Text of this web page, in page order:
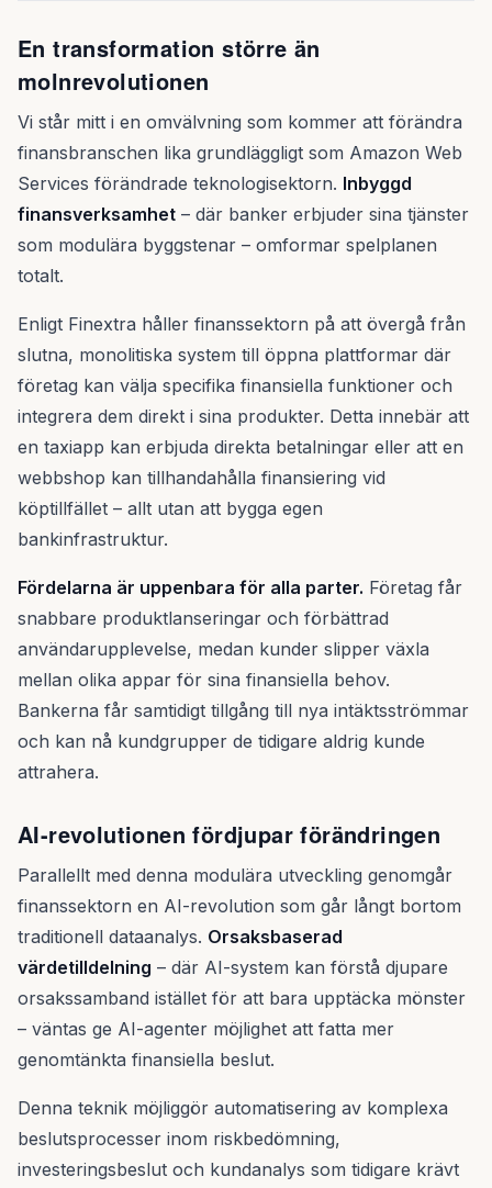
En transformation större än
molnrevolutionen
Vi står mitt i en omvälvning som kommer att förändra
finansbranschen lika grundläggligt som Amazon Web
Services förändrade teknologisektorn. Inbyggd
finansverksamhet – där banker erbjuder sina tjänster
som modulära byggstenar – omformar spelplanen
totalt.
Enligt Finextra håller finanssektorn på att övergå från
slutna, monolitiska system till öppna plattformar där
företag kan välja specifika finansiella funktioner och
integrera dem direkt i sina produkter. Detta innebär att
en taxiapp kan erbjuda direkta betalningar eller att en
webbshop kan tillhandahålla finansiering vid
köptillfället – allt utan att bygga egen
bankinfrastruktur.
Fördelarna är uppenbara för alla parter. Företag får
snabbare produktlanseringar och förbättrad
användarupplevelse, medan kunder slipper växla
mellan olika appar för sina finansiella behov.
Bankerna får samtidigt tillgång till nya intäktsströmmar
och kan nå kundgrupper de tidigare aldrig kunde
attrahera.
AI-revolutionen fördjupar förändringen
Parallellt med denna modulära utveckling genomgår
finanssektorn en AI-revolution som går långt bortom
traditionell dataanalys. Orsaksbaserad
värdetilldelning – där AI-system kan förstå djupare
orsakssamband istället för att bara upptäcka mönster
– väntas ge AI-agenter möjlighet att fatta mer
genomtänkta finansiella beslut.
Denna teknik möjliggör automatisering av komplexa
beslutsprocesser inom riskbedömning,
investeringsbeslut och kundanalys som tidigare krävt